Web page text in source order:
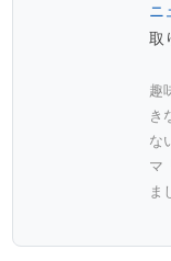
ニ
取
趣
き
な
マ
ま